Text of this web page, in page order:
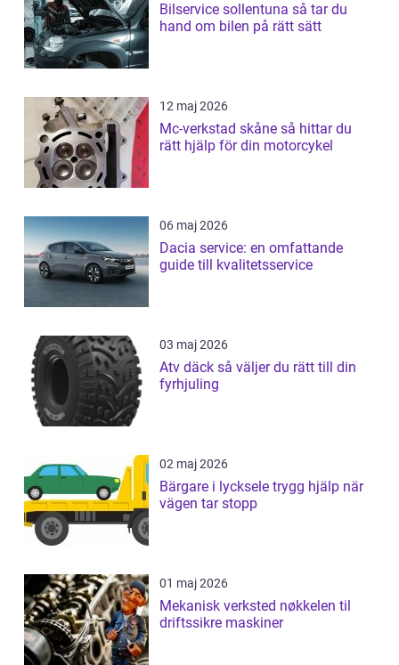
Bilservice sollentuna så tar du
hand om bilen på rätt sätt
12 maj 2026
Mc-verkstad skåne så hittar du
rätt hjälp för din motorcykel
06 maj 2026
Dacia service: en omfattande
guide till kvalitetsservice
03 maj 2026
Atv däck så väljer du rätt till din
fyrhjuling
02 maj 2026
Bärgare i lycksele trygg hjälp när
vägen tar stopp
01 maj 2026
Mekanisk verksted nøkkelen til
driftssikre maskiner